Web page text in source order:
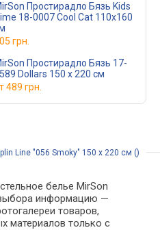
Простирадло Бязь Kids
18-0007 Cool Cat 110х160
грн.
Простирадло Бязь 17-
Dollars 150 х 220 см
489 грн.
Line "056 Smoky" 150 х 220 см ()
белье MirSon
выбора информацию —
товаров,
материалов только с